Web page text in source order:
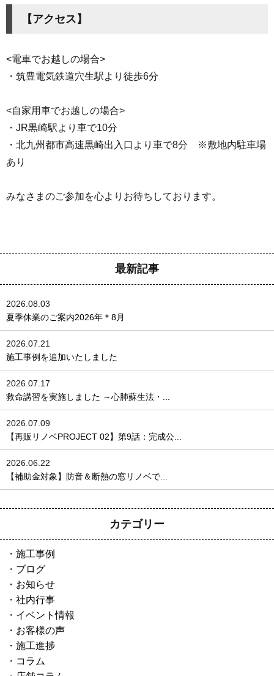
【アクセス】
<電車でお越しの場合>
・筑豊電気鉄道穴生駅より徒歩6分
<自家用車でお越しの場合>
・JR黒崎駅より車で10分
・北九州都市高速黒崎出入口より車で8分 ※敷地内駐車場
あり
みなさまのご参加を心よりお待ちしております。
最新記事
2026.08.03
夏季休業のご案内2026年＊8月
2026.07.21
施工事例を追加いたしました
2026.07.17
救命講習を実施しました ～心肺蘇生法・...
2026.07.09
【再販リノベPROJECT 02】第9話：完成公...
2026.06.22
【補助金対象】防音＆断熱の窓リノベで...
カテゴリー
施工事例
ブログ
お知らせ
社内行事
イベント情報
お客様の声
施工進捗
コラム